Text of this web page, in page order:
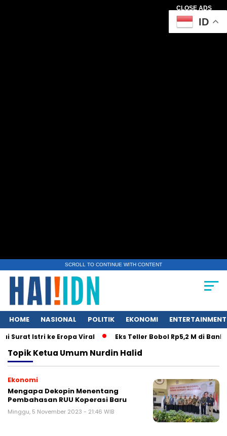
CLOSE ADS
SCROLL TO CONTINUE WITH CONTENT
HOME NASIONAL POLITIK EKONOMI ENTERTAINMENT
Surat Istri ke Eropa Viral Eks Teller Bobol Rp5,2 M di Bank
TopikKetua Umum Nurdin Halid
Ekonomi
Mengapa Dekopin Menentang
Pembahasan RUU Koperasi Baru
Minggu, 5 November 2023 - 21:46 WIB
ID